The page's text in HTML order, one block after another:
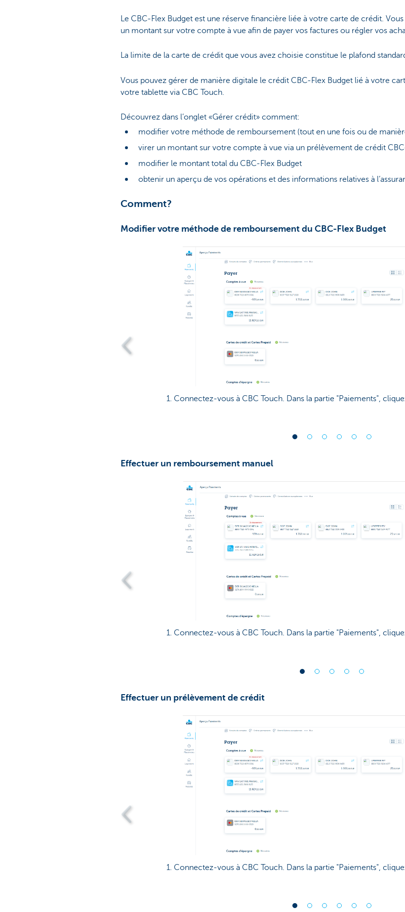
Le CBC-Flex Budget est une réserve financière liée à votre carte de crédit.
un montant sur votre compte à vue afin de payer vos factures ou régler vos
La limite de la carte de crédit que vous avez choisie constitue le plafond
Vous pouvez gérer de manière digitale le crédit CBC-Flex Budget lié à votre
votre tablette via CBC Touch.
Découvrez dans l’onglet «Gérer crédit» comment:
modifier votre méthode de remboursement (tout en une fois ou de
virer un montant sur votre compte à vue via un prélèvement de crédit
modifier le montant total du CBC-Flex Budget
obtenir un aperçu de vos opérations et des informations relatives à
Comment?
Modifier votre méthode de remboursement du CBC-Flex Budget
1. Connectez-vous à CBC Touch. Dans la partie "Paiements",
Effectuer un remboursement manuel
1. Connectez-vous à CBC Touch. Dans la partie "Paiements",
Effectuer un prélèvement de crédit
1. Connectez-vous à CBC Touch. Dans la partie "Paiements",